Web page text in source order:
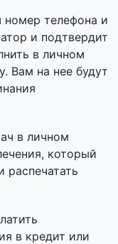
номер телефона и
и подтвердит
в личном
Вам на нее будут
в личном
который
распечатать
в кредит или